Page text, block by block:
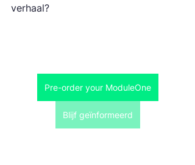
verhaal?
Pre-order your ModuleOne
Blijf geïnformeerd